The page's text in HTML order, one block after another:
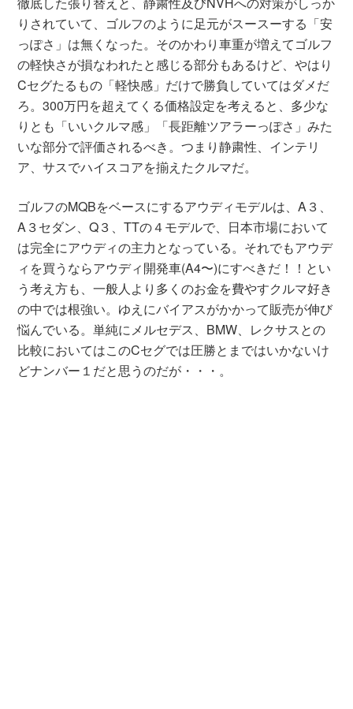
りされていて、ゴルフのように足元がスースーする「安
っぽさ」は無くなった。そのかわり車重が増えてゴルフ
の軽快さが損なわれたと感じる部分もあるけど、やはり
Cセグたるもの「軽快感」だけで勝負していてはダメだ
ろ。300万円を超えてくる価格設定を考えると、多少な
りとも「いいクルマ感」「長距離ツアラーっぽさ」みた
いな部分で評価されるべき。つまり静粛性、インテリ
ア、サスでハイスコアを揃えたクルマだ。
ゴルフのMQBをベースにするアウディモデルは、A３、
A３セダン、Q３、TTの４モデルで、日本市場において
は完全にアウディの主力となっている。それでもアウデ
ィを買うならアウディ開発車(A4〜)にすべきだ！！とい
う考え方も、一般人より多くのお金を費やすクルマ好き
の中では根強い。ゆえにバイアスがかかって販売が伸び
悩んでいる。単純にメルセデス、BMW、レクサスとの
比較においてはこのCセグでは圧勝とまではいかないけ
どナンバー１だと思うのだが・・・。